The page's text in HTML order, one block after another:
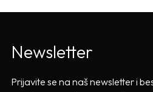
Newsletter
Prijavite se na naš newsletter i